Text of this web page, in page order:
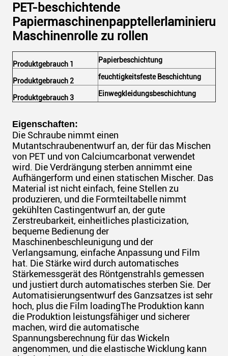
PET-beschichtende
Maschinenrolle zu rollen
Produktgebrauch 1 Papierbeschichtung
Produktgebrauch 2 feuchtigkeitsfeste Beschichtung
Produktgebrauch 3 Einwegkleidungsbeschichtung
Eigenschaften:
Die Schraube nimmt einen
Mutantschraubenentwurf an, der für das Mischen
von PET und von Calciumcarbonat verwendet
wird. Die Verdrängung sterben annimmt eine
Aufhängerform und einen statischen Mischer. Das
Material ist nicht einfach, feine Stellen zu
produzieren, und die Formteiltabelle nimmt
gekühlten Castingentwurf an, der gute
Zerstreubarkeit, einheitliches plasticization,
bequeme Bedienung der
Maschinenbeschleunigung und der
Verlangsamung, einfache Anpassung und Film
hat. Die Stärke wird durch automatisches
Stärkemessgerät des Röntgenstrahls gemessen
und justiert durch automatisches sterben Sie. Der
Automatisierungsentwurf des Ganzsatzes ist sehr
hoch, plus die Film loadingThe Produktion kann
die Produktion leistungsfähiger und sicherer
machen, wird die automatische
Spannungsberechnung für das Wickeln
angenommen, und die elastische Wicklung kann